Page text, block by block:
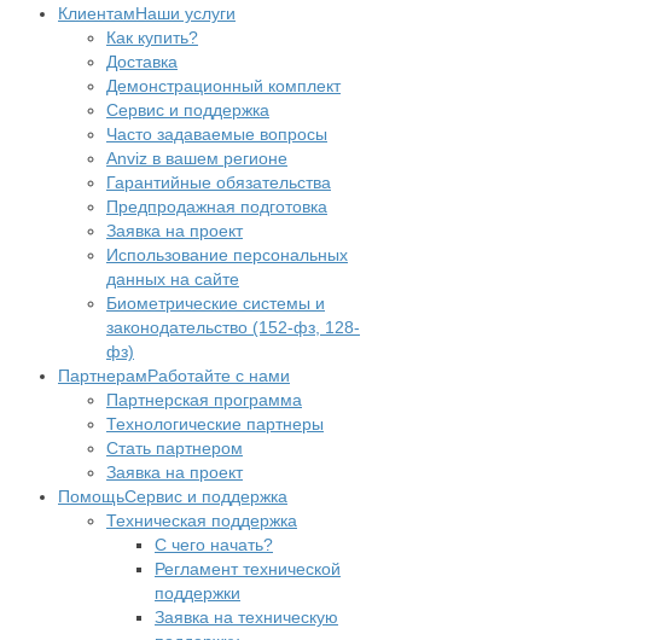
КлиентамНаши услуги
Как купить?
Доставка
Демонстрационный комплект
Сервис и поддержка
Часто задаваемые вопросы
Anviz в вашем регионе
Гарантийные обязательства
Предпродажная подготовка
Заявка на проект
Использование персональных
данных на сайте
Биометрические системы и
законодательство (152-фз, 128-
фз)
ПартнерамРаботайте с нами
Партнерская программа
Технологические партнеры
Стать партнером
Заявка на проект
ПомощьСервис и поддержка
Техническая поддержка
С чего начать?
Регламент технической
поддержки
Заявка на техническую